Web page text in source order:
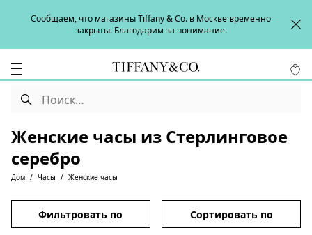
Сообщаем, что магазины Tiffany & Co. в Москве временно
закрыты. Благодарим за понимание.
Женские часы из Стерлинговое
серебро
Дом Часы Женские часы
Фильтровать по Сортировать по